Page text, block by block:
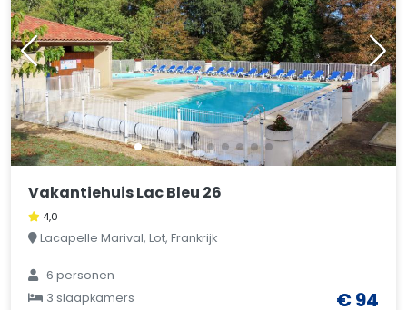
Vakantiehuis Lac Bleu 26
4,0
Lacapelle Marival, Lot, Frankrijk
6 personen
3 slaapkamers
€ 94